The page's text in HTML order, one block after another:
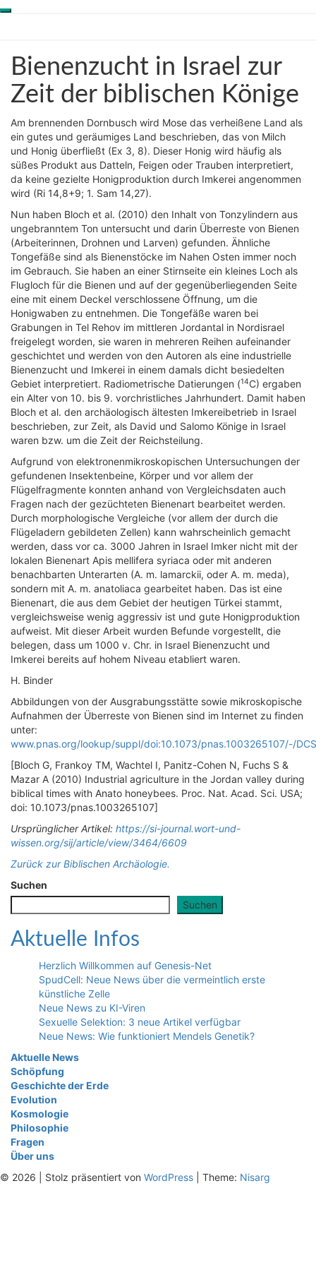
Toggle
Wissenschaft aus
Schöpfungsperspektive
Bienenzucht
in
Israel
zur
Zeit
der
biblischen
Könige
Bienenzucht in Israel zur
Zeit der biblischen Könige
Am brennenden Dornbusch wird Mose das verheißene Land als
ein gutes und geräumiges Land beschrieben, das von Milch
und Honig überfließt (Ex 3, 8). Dieser Honig wird häufig als
süßes Produkt aus Datteln, Feigen oder Trauben interpretiert,
da keine gezielte Honigproduktion durch Imkerei angenommen
wird (Ri 14,8+9; 1. Sam 14,27).
Nun haben Bloch et al. (2010) den Inhalt von Tonzylindern aus
ungebranntem Ton untersucht und darin Überreste von Bienen
(Arbeiterinnen, Drohnen und Larven) gefunden. Ähnliche
Tongefäße sind als Bienenstöcke im Nahen Osten immer noch
im Gebrauch. Sie haben an einer Stirnseite ein kleines Loch als
Flugloch für die Bienen und auf der gegenüberliegenden Seite
eine mit einem Deckel verschlossene Öffnung, um die
Honigwaben zu entnehmen. Die Tongefäße waren bei
Grabungen in Tel Rehov im mittleren Jordantal in Nordisrael
freigelegt worden, sie waren in mehreren Reihen aufeinander
geschichtet und werden von den Autoren als eine industrielle
Bienenzucht und Imkerei in einem damals dicht besiedelten
Gebiet interpretiert. Radiometrische Datierungen (14C) ergaben
ein Alter von 10. bis 9. vorchristliches Jahrhundert. Damit haben
Bloch et al. den archäologisch ältesten Imkereibetrieb in Israel
beschrieben, zur Zeit, als David und Salomo Könige in Israel
waren bzw. um die Zeit der Reichsteilung.
Aufgrund von elektronenmikroskopischen Untersuchungen der
gefundenen Insektenbeine, Körper und vor allem der
Flügelfragmente konnten anhand von Vergleichsdaten auch
Fragen nach der gezüchteten Bienenart bearbeitet werden.
Durch morphologische Vergleiche (vor allem der durch die
Flügeladern gebildeten Zellen) kann wahrscheinlich gemacht
werden, dass vor ca. 3000 Jahren in Israel Imker nicht mit der
lokalen Bienenart Apis mellifera syriaca oder mit anderen
benachbarten Unterarten (A. m. lamarckii, oder A. m. meda),
sondern mit A. m. anatoliaca gearbeitet haben. Das ist eine
Bienenart, die aus dem Gebiet der heutigen Türkei stammt,
vergleichsweise wenig aggressiv ist und gute Honigproduktion
aufweist. Mit dieser Arbeit wurden Befunde vorgestellt, die
belegen, dass um 1000 v. Chr. in Israel Bienenzucht und
Imkerei bereits auf hohem Niveau etabliert waren.
H. Binder
Abbildungen von der Ausgrabungsstätte sowie mikroskopische
Aufnahmen der Überreste von Bienen sind im Internet zu finden
unter:
www.pnas.org/lookup/suppl/doi:10.1073/pnas.1003265107/-/
[Bloch G, Frankoy TM, Wachtel I, Panitz-Cohen N, Fuchs S &
Mazar A (2010) Industrial agriculture in the Jordan valley during
biblical times with Anato honeybees. Proc. Nat. Acad. Sci. USA;
doi: 10.1073/pnas.1003265107]
Ursprünglicher Artikel: https://si-journal.wort-und-
wissen.org/sij/article/view/3464/6609
Zurück zur Biblischen Archäologie.
Suchen
Suchen
Aktuelle Infos
Herzlich Willkommen auf Genesis-Net
SpudCell: Neue News über die vermeintlich erste
künstliche Zelle
Neue News zu KI-Viren
Sexuelle Selektion: 3 neue Artikel verfügbar
Neue News: Wie funktioniert Mendels Genetik?
Aktuelle News
Schöpfung
Geschichte der Erde
Evolution
Kosmologie
Philosophie
Fragen
Über uns
© 2026
Stolz präsentiert von WordPress Theme: Nisarg